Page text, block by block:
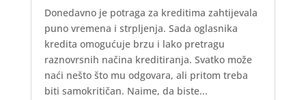
Donedavno je potraga za kreditima zahtijevala
puno vremena i strpljenja. Sada oglasnika
kredita omogućuje brzu i lako pretragu
raznovrsnih načina kreditiranja. Svatko može
naći nešto što mu odgovara, ali pritom treba
biti samokritičan. Naime, da biste...